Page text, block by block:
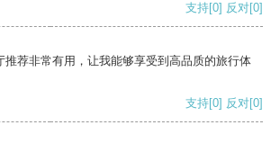
支持[0] 反对[0]
推荐非常有用，让我能够享受到高品质的旅行体
支持[0] 反对[0]